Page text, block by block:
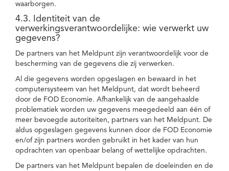
waarborgen.
4.3. Identiteit van de
verwerkingsverantwoordelijke: wie verwerkt uw
gegevens?
De partners van het Meldpunt zijn verantwoordelijk voor de
bescherming van de gegevens die zij verwerken.
Al die gegevens worden opgeslagen en bewaard in het
computersysteem van het Meldpunt, dat wordt beheerd
door de FOD Economie. Afhankelijk van de aangehaalde
problematiek worden uw gegevens meegedeeld aan één of
meer bevoegde autoriteiten, partners van het Meldpunt. De
aldus opgeslagen gegevens kunnen door de FOD Economie
en/of zijn partners worden gebruikt in het kader van hun
opdrachten van openbaar belang of wettelijke opdrachten.
De partners van het Meldpunt bepalen de doeleinden en de